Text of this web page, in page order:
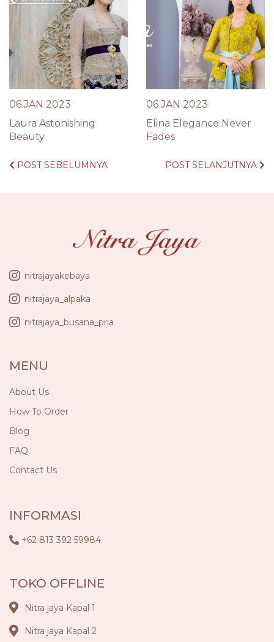
06 JAN 2023
Laura Astonishing
Beauty
POST SEBELUMNYA
06 JAN 2023
Elina Elegance Never
Fades
POST SELANJUTNYA
nitrajayakebaya
nitrajaya_alpaka
nitrajaya_busana_pria
MENU
About Us
How To Order
Blog
FAQ
Contact Us
INFORMASI
+62 813 392 59984
TOKO OFFLINE
Nitra jaya Kapal 1
Nitra jaya Kapal 2